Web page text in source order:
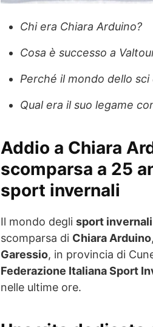
Chi era Chiara Arduino?
Cosa è successo a
Perché il mondo dello
Qual era il suo legame
Addio a Chiara
scomparsa a 25
sport invernali
Il mondo degli sport invernali
scomparsa di Chiara Arduino
Garessio, in provincia di
Federazione Italiana Sport
nelle ultime ore.